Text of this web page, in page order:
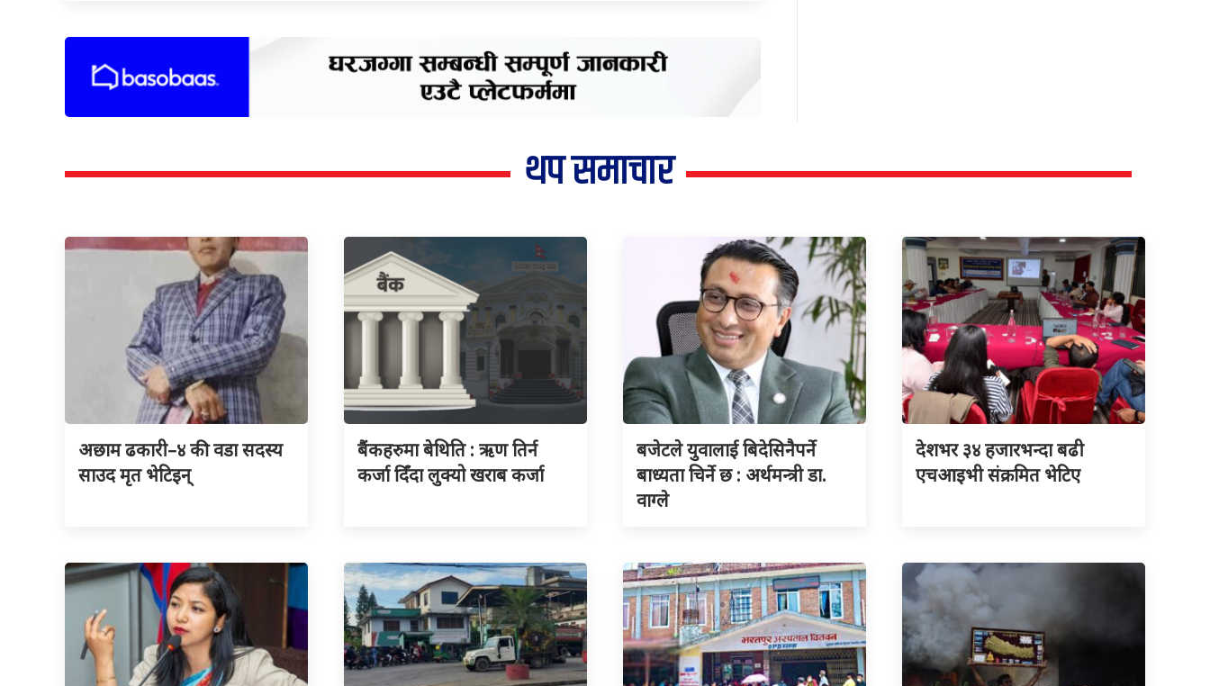
थप समाचार
अछाम ढकारी–४ की वडा सदस्य
साउद मृत भेटिइन्
बैंकहरुमा बेथिति : ऋण तिर्न
कर्जा दिँदा लुक्यो खराब कर्जा
बजेटले युवालाई बिदेसिनैपर्ने
बाध्यता चिर्ने छ : अर्थमन्त्री डा.
वाग्ले
देशभर ३४ हजारभन्दा बढी
एचआइभी संक्रमित भेटिए